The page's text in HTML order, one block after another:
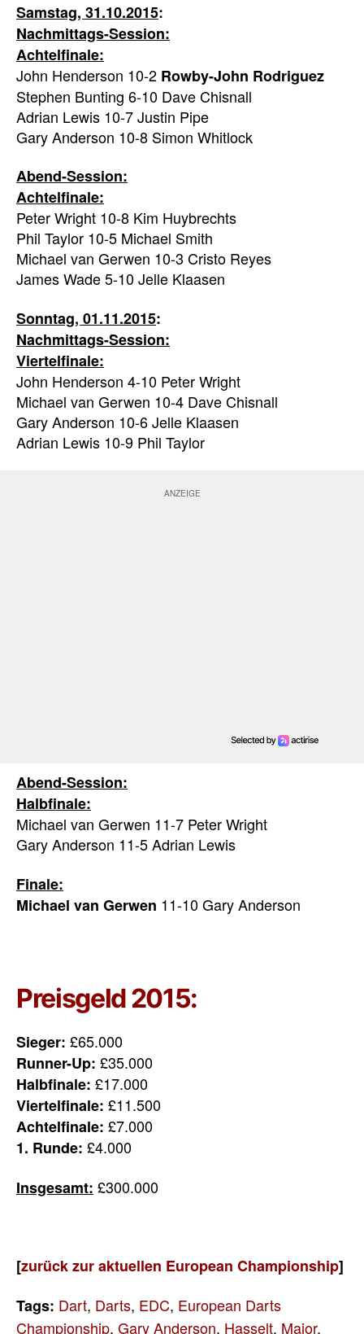
Samstag, 31.10.2015:
Nachmittags-Session:
Achtelfinale:
John Henderson 10-2 Rowby-John Rodriguez
Stephen Bunting 6-10 Dave Chisnall
Adrian Lewis 10-7 Justin Pipe
Gary Anderson 10-8 Simon Whitlock
Abend-Session:
Achtelfinale:
Peter Wright 10-8 Kim Huybrechts
Phil Taylor 10-5 Michael Smith
Michael van Gerwen 10-3 Cristo Reyes
James Wade 5-10 Jelle Klaasen
Sonntag, 01.11.2015:
Nachmittags-Session:
Viertelfinale:
John Henderson 4-10 Peter Wright
Michael van Gerwen 10-4 Dave Chisnall
Gary Anderson 10-6 Jelle Klaasen
Adrian Lewis 10-9 Phil Taylor
Abend-Session:
Halbfinale:
Michael van Gerwen 11-7 Peter Wright
Gary Anderson 11-5 Adrian Lewis
Finale:
Michael van Gerwen 11-10 Gary Anderson
Preisgeld 2015:
Sieger: £65.000
Runner-Up: £35.000
Halbfinale: £17.000
Viertelfinale: £11.500
Achtelfinale: £7.000
1. Runde: £4.000
Insgesamt: £300.000
[zurück zur aktuellen European Championship]
Tags: Dart, Darts, EDC, European Darts
Championship, Gary Anderson, Hasselt, Major,